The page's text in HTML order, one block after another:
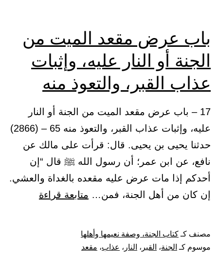
باب عرض مقعد الميت من
الجنة أو النار عليه، وإثبات
عذاب القبر، والتعوذ منه
17 – باب عرض مقعد الميت من الجنة أو النار
عليه، وإثبات عذاب القبر، والتعوذ منه 65 – (2866)
حدثنا يحيى بن يحيى. قال: قرأت على مالك عن
نافع، عن ابن عمر؛ أن رسول الله ﷺ قال “إن
أحدكم إذا مات عرض عليه مقعده بالغداة والعشي.
إن كان من أهل الجنة، فمن… متابعة قراءة
مصنف كـكتاب الجنة، وصفة نعيمها وأهلها
موسوم كـ الجنة، القبر ، النار ، عذاب، مقعد